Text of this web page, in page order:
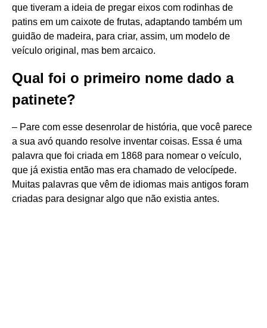
que tiveram a ideia de pregar eixos com rodinhas de
patins em um caixote de frutas, adaptando também um
guidão de madeira, para criar, assim, um modelo de
veículo original, mas bem arcaico.
Qual foi o primeiro nome dado a
patinete?
– Pare com esse desenrolar de história, que você parece
a sua avó quando resolve inventar coisas. Essa é uma
palavra que foi criada em 1868 para nomear o veículo,
que já existia então mas era chamado de velocípede.
Muitas palavras que vêm de idiomas mais antigos foram
criadas para designar algo que não existia antes.